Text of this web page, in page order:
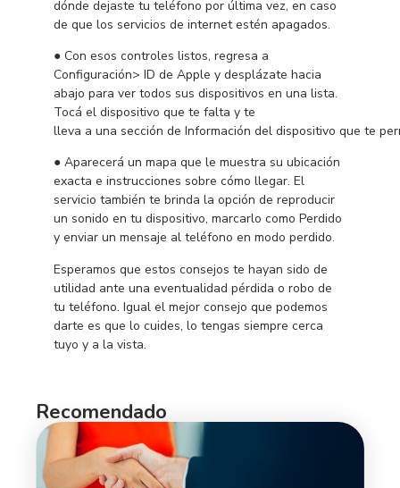
dónde dejaste tu teléfono por última vez, en caso
de que los servicios de internet estén apagados.
● Con esos controles listos, regresa a
Configuración> ID de Apple y desplázate hacia
abajo para ver todos sus dispositivos en una lista.
Tocá el dispositivo que te falta y te
lleva a una sección de Información del dispositivo que te
● Aparecerá un mapa que le muestra su ubicación
exacta e instrucciones sobre cómo llegar. El
servicio también te brinda la opción de reproducir
un sonido en tu dispositivo, marcarlo como Perdido
y enviar un mensaje al teléfono en modo perdido.
Esperamos que estos consejos te hayan sido de
utilidad ante una eventualidad pérdida o robo de
tu teléfono. Igual el mejor consejo que podemos
darte es que lo cuides, lo tengas siempre cerca
tuyo y a la vista.
Recomendado